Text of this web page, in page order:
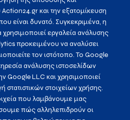
και την εξατομίκευση
είναι δυνατό. Συγκεκριμένα, η
χρησιμοποιεί εργαλεία ανάλυσης
προκειμένου να αναλύσει
τον ιστότοπο. Το Google
ανάλυσης ιστοσελίδων
Google LLC και χρησιμοποιεί
στατιστικών στοιχείων χρήσης.
που λαμβάνουμε μας
πώς αλληλεπιδρούν οι